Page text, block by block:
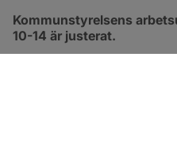
Kommunstyrelsens
10-14 är justerat.